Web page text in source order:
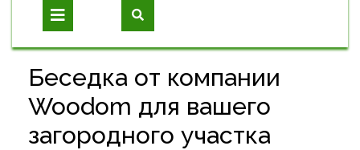
Open
Button
Беседка от компании
Woodom для вашего
загородного участка